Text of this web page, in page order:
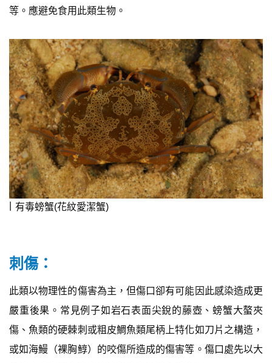
等。應避免食用此類生物。
有毒螃蟹(花紋愛潔蟹)
刺傷：
此類以物理性的傷害為主，但傷口卻有可能因此感染造成更
嚴重後果。常見例子如岩石表面尖銳的藤壺、螃蟹大螯夾
傷、魚類的硬棘刺或粗皮鯛魚類尾柄上特化如刀片之構造，
或如海鰻（裸胸鯙）的咬傷所造成的傷害等。傷口處先以大